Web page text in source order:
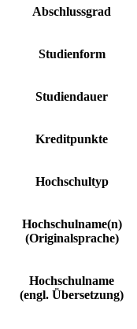
Abschlussgrad
Studienform
Studiendauer
Kreditpunkte
Hochschultyp
Hochschulname(n)
(Originalsprache)
Hochschulname
(engl. Übersetzung)